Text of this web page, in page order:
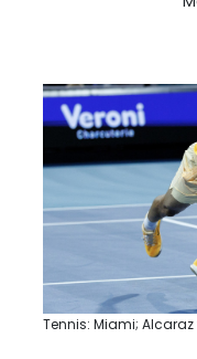
Tennis: Miami;